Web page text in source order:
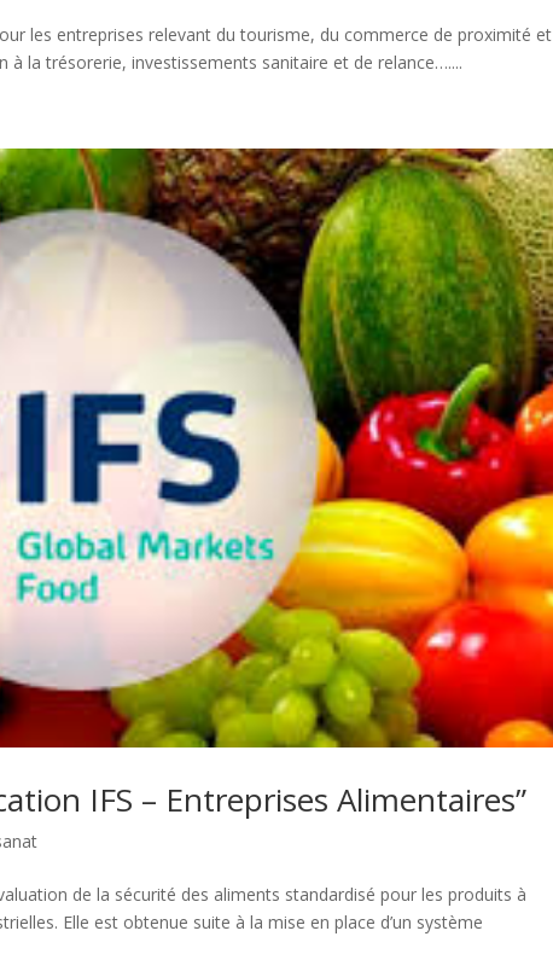
les entreprises relevant du tourisme, du commerce de proximité et
à la trésorerie, investissements sanitaire et de relance…....
IFS – Entreprises Alimentaires”
de la sécurité des aliments standardisé pour les produits à
Elle est obtenue suite à la mise en place d’un système